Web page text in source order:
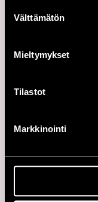
valinta
Välttämätön
Mieltymykset
Tilastot
Markkinointi